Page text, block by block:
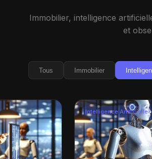
Immobilier, intelligence
et
Tous Immobilier
Intelligence Artificielle